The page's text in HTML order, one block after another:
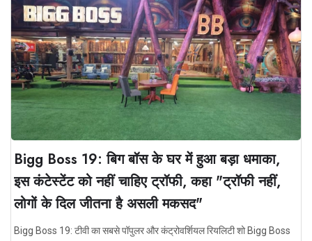
Bigg Boss 19: बिग बॉस के घर में हुआ बड़ा धमाका,
इस कंटेस्टेंट को नहीं चाहिए ट्रॉफी, कहा "ट्रॉफी नहीं,
लोगों के दिल जीतना है असली मकसद"
Bigg Boss 19: टीवी का सबसे पॉपुलर और कंट्रोवर्शियल रियलिटी शो Bigg Boss